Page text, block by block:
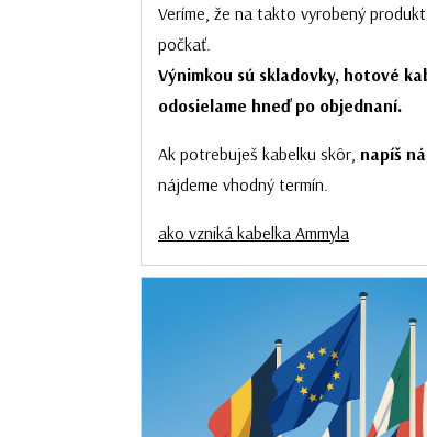
Veríme, že na takto vyrobený
počkať.
Výnimkou sú skladovky, hotové
odosielame hneď po objednaní.
Ak potrebuješ kabelku skôr, napíš
nájdeme vhodný termín.
ako vzniká kabelka Ammyla